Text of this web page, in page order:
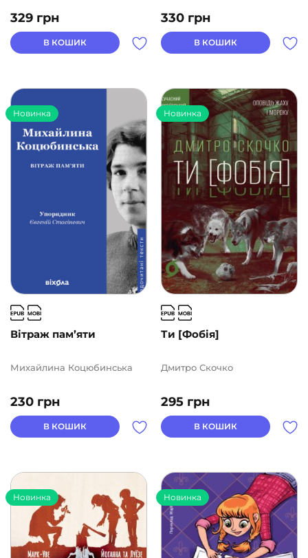
329 грн
В КОШИК
330 грн
В КОШИК
Вітраж пам’яти
Новинка
230 грн
Михайлина Коцюбинська
В КОШИК
Ти [Фобія]
Новинка
295 грн
Дмитро Скочко
В КОШИК
Новинка Новинка